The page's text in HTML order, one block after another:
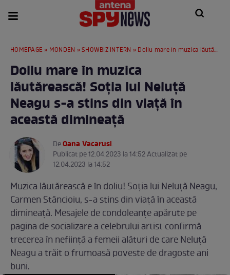
HOMEPAGE » MONDEN »SHOWBIZ INTERN » Doliu mare în muzica lăutărească! Soția lui Neluță Neagu s-a stins din viață în această dimineață
Doliu mare în muzica
lăutărească! Soția lui Neluță
Neagu s-a stins din viață în
această dimineață
DeOana Vacarusi.
Publicat pe 12.04.2023 la 14:52 Actualizat pe
12.04.2023 la 14:52
Muzica lăutărească e în doliu! Soția lui Neluță Neagu,
Carmen Stăncioiu, s-a stins din viață în această
dimineață. Mesajele de condoleanțe apărute pe
pagina de socializare a celebrului artist confirmă
trecerea în neființă a femeii alături de care Neluță
Neagu a trăit o frumoasă poveste de dragoste ani
buni.